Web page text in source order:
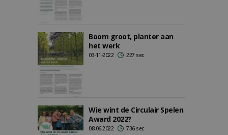
Boom groot, planter aan
het werk
03-11-2022 227 sec
Wie wint de Circulair Spelen
Award 2022?
08-06-2022 736 sec